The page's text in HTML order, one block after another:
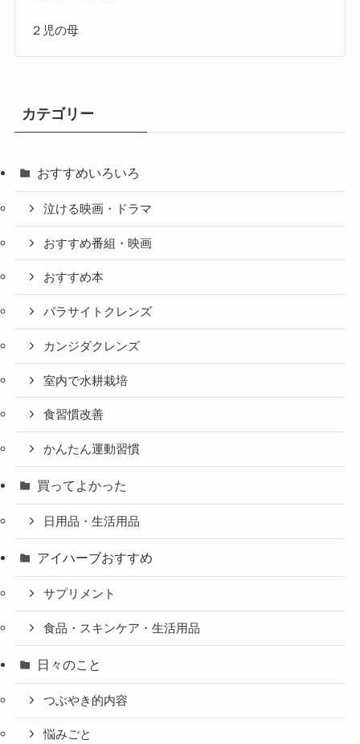
２児の母
カテゴリー
おすすめいろいろ
泣ける映画・ドラマ
おすすめ番組・映画
おすすめ本
パラサイトクレンズ
カンジダクレンズ
室内で水耕栽培
食習慣改善
かんたん運動習慣
買ってよかった
日用品・生活用品
アイハーブおすすめ
サプリメント
食品・スキンケア・生活用品
日々のこと
つぶやき的内容
悩みごと